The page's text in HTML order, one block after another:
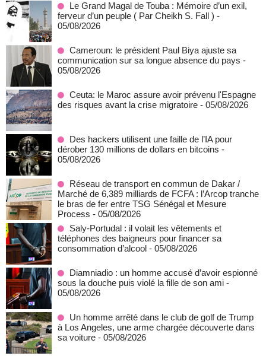
Le Grand Magal de Touba : Mémoire d’un exil,
ferveur d’un peuple ( Par Cheikh S. Fall ) -
05/08/2026
Cameroun: le président Paul Biya ajuste sa
communication sur sa longue absence du pays -
05/08/2026
Ceuta: le Maroc assure avoir prévenu l'Espagne
des risques avant la crise migratoire - 05/08/2026
Des hackers utilisent une faille de l’IA pour
dérober 130 millions de dollars en bitcoins -
05/08/2026
Réseau de transport en commun de Dakar /
Marché de 6,389 milliards de FCFA : l’Arcop tranche
le bras de fer entre TSG Sénégal et Mesure
Process - 05/08/2026
Saly-Portudal : il volait les vêtements et
téléphones des baigneurs pour financer sa
consommation d’alcool - 05/08/2026
Diamniadio : un homme accusé d’avoir espionné
sous la douche puis violé la fille de son ami -
05/08/2026
Un homme arrêté dans le club de golf de Trump
à Los Angeles, une arme chargée découverte dans
sa voiture - 05/08/2026